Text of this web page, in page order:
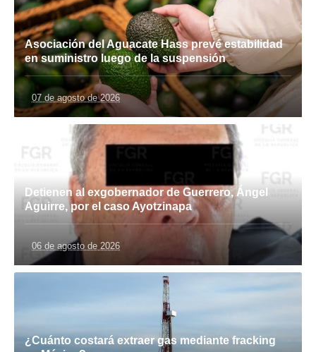
Asociación del Aguacate Hass prevé estabilidad
en suministro luego de la suspensión
07 de agosto de 2026
Detienen al exgobernador de Guerrero, Ángel
Aguirre, por el caso Ayotzinapa
06 de agosto de 2026
¿Cuánto costará extraer gas mediante fracking